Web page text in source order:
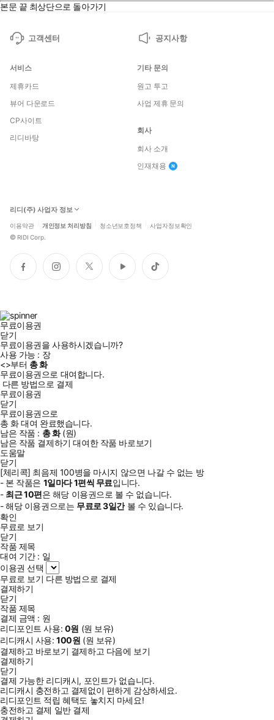
본문 끝 최상단으로 돌아가기
고객센터 공지사항
서비스
제휴카드
뷰어 다운로드
CP사이트
리디바탕
기타 문의
원고 투고
사업 제휴 문의
회사
회사 소개
인재채용
리디(주) 사업자 정보
이용약관 개인정보 처리방침 청소년보호정책 사업자정보확인
© RIDI Corp.
페
이
인
스
트
위
유
튜
틱
톡
무료이용권
닫기
무료이용권을 사용하시겠습니까?
사용 가능 : 장
<>부터 총화
무료이용권으로 대여합니다.
다른 방법으로 결제
무료이용권
닫기
무료이용권으로
총 화대여 완료했습니다.
남은 작품 : 총화(원)
남은 작품 결제하기 대여한 작품 바로보기
도움말
닫기
[체리콕] 최음제 100병을 마시지 않으면 나갈 수 없는 방
- 본 작품은 1일마다1편씩 무료입니다.
- 최근10편은 해당 이용권으로 볼 수 없습니다.
- 해당 이용권으로는 무료로3일간볼 수 있습니다.
확인
무료로 보기
닫기
작품 제목
대여 기간 : 일
이용권 선택
무료로 보기 다른 방법으로 결제
결제하기
닫기
작품 제목
결제 금액 : 원
리디포인트 사용: 0원 (원 보유)
리디캐시 사용:100원 (원 보유)
결제하고 바로보기 결제하고 다음에 보기
결제하기
닫기
결제 가능한 리디캐시, 포인트가 없습니다.
리디캐시 충전하고 결제없이 편하게 감상하세요.
리디포인트 적립 혜택도 놓치지 마세요!
충전하고 결제 일반 결제